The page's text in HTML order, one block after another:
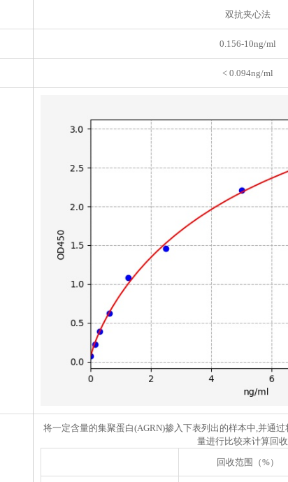
双抗夹心法
0.156-10ng/ml
< 0.094ng/ml
将一定含量的集聚蛋白(AGRN)掺入下表列出的样本中,并通
量进行比较来计算回收
回收范围（%）